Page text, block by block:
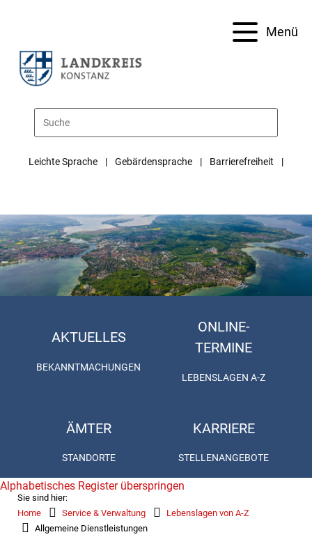
Menü
Leichte Sprache Gebärdensprache Barrierefreiheit
AKTUELLES
BEKANNTMACHUNGEN
ONLINE-
TERMINE
LEBENSLAGEN A-Z
ÄMTER
STANDORTE
KARRIERE
STELLENANGEBOTE
Sie sind hier:
Home
Service & Verwaltung
Lebenslagen von A-Z
Allgemeine Dienstleistungen
Alphabetisches Register überspringen